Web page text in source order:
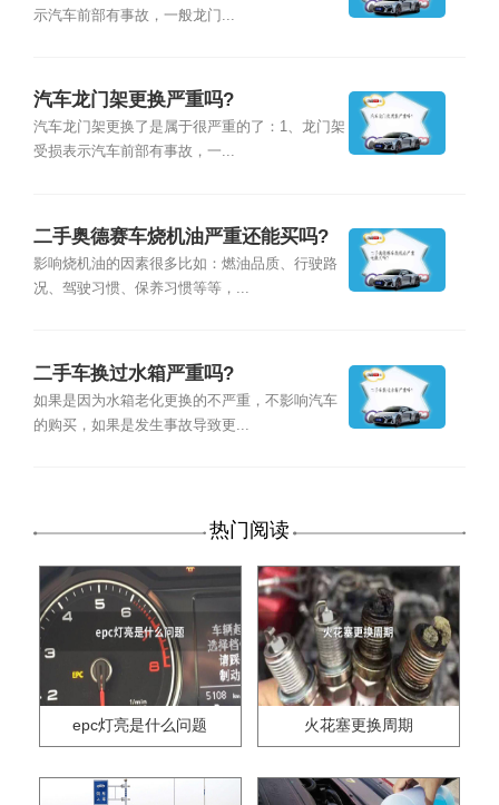
示汽车前部有事故，一般龙门...
汽车龙门架更换严重吗?
汽车龙门架更换了是属于很严重的了：1、龙门架
受损表示汽车前部有事故，一...
二手奥德赛车烧机油严重还能买吗?
影响烧机油的因素很多比如：燃油品质、行驶路
况、驾驶习惯、保养习惯等等，...
二手车换过水箱严重吗?
如果是因为水箱老化更换的不严重，不影响汽车
的购买，如果是发生事故导致更...
热门阅读
epc灯亮是什么问题 火花塞更换周期